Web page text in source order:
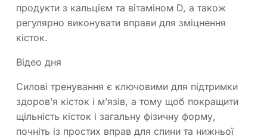
продукти з кальцієм та вітаміном D, а також
регулярно виконувати вправи для зміцнення
кісток.
Відео дня
Силові тренування є ключовими для підтримки
здоров’я кісток і м’язів, а тому щоб покращити
щільність кісток і загальну фізичну форму,
почніть із простих вправ для спини та нижньої